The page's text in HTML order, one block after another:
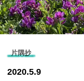
片隅抄
2020.5.9